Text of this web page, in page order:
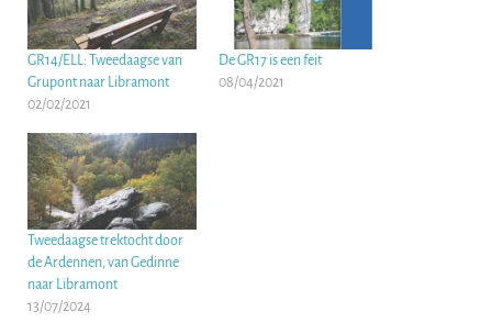
GR14/ELL: Tweedaagse van
Grupont naar Libramont
02/02/2021
De GR17 is een feit
08/04/2021
Tweedaagse trektocht door
de Ardennen, van Gedinne
naar Libramont
13/07/2024